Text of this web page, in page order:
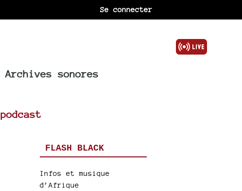
Se connecter
Archives sonores
podcast
FLASH BLACK
Infos et musique
d’Afrique